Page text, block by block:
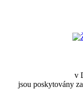
v
jsou poskytovány